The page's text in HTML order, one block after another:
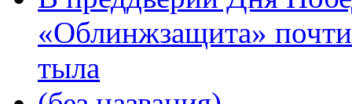
«Облинжзащита»
тыла